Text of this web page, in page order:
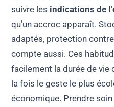
suivre les indications de
qu’un accroc apparaît.
adaptés, protection
compte aussi. Ces
facilement la durée de vie
la fois le geste le plus
économique. Prendre